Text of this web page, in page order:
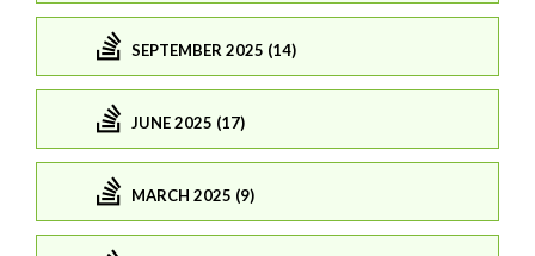
SEPTEMBER 2025 (14)
JUNE 2025 (17)
MARCH 2025 (9)